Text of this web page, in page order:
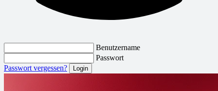
Benutzername
Passwort
Passwort vergessen?